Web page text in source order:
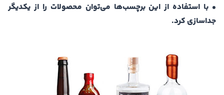
• با استفاده از این برچسب‌ها می‌توان محصولات را از یکدیگر
جداسازی کرد.